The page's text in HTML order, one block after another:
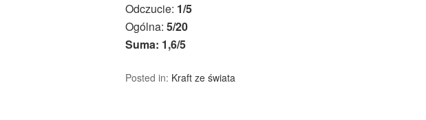
Odczucie: 1/5
Ogólna: 5/20
Suma: 1,6/5
Posted in: Kraft ze świata